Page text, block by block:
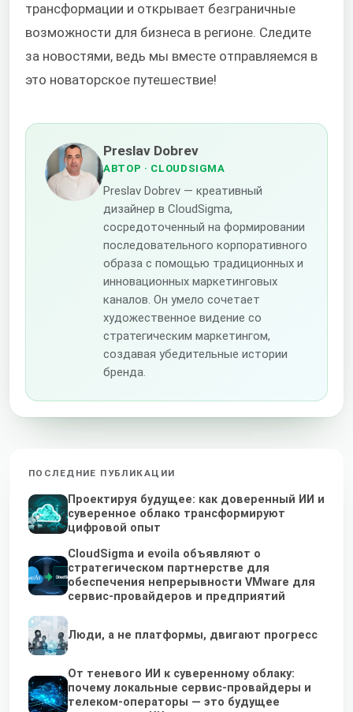
трансформации и открывает безграничные
возможности для бизнеса в регионе. Следите
за новостями, ведь мы вместе отправляемся в
это новаторское путешествие!
Preslav Dobrev
АВТОР · CLOUDSIGMA
Preslav Dobrev — креативный
дизайнер в CloudSigma,
сосредоточенный на формировании
последовательного корпоративного
образа с помощью традиционных и
инновационных маркетинговых
каналов. Он умело сочетает
художественное видение со
стратегическим маркетингом,
создавая убедительные истории
бренда.
ПОСЛЕДНИЕ ПУБЛИКАЦИИ
Проектируя будущее: как доверенный ИИ и
суверенное облако трансформируют
цифровой опыт
CloudSigma и evoila объявляют о
стратегическом партнерстве для
обеспечения непрерывности VMware для
сервис-провайдеров и предприятий
Люди, а не платформы, двигают прогресс
От теневого ИИ к суверенному облаку:
почему локальные сервис-провайдеры и
телеком-операторы — это будущее